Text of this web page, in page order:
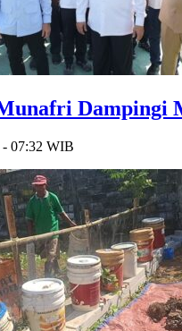
Dampingi
- 07:32 WIB